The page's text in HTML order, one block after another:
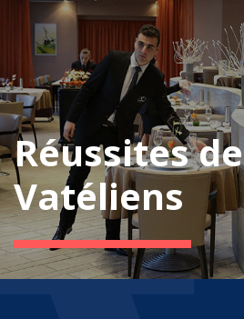
Réussites de
Vatéliens